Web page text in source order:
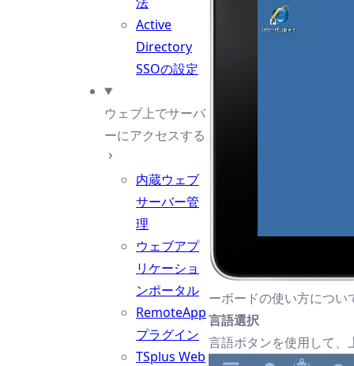
Active
Directory
SSOの設定
ウェブ上でサーバ
ーにアクセスする
内蔵ウェブ
サーバー管
理
ウェブアプ
リケーショ
ンポータル
RemoteApp
プラグイン
TSplus Web
ーボードの使い方につい
言語選択
言語ボタンを使用して、